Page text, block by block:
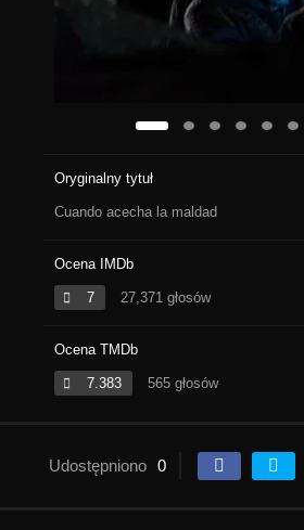
Oryginalny tytuł
Cuando acecha la maldad
Ocena IMDb
7 27,371 głosów
Ocena TMDb
7.383 565 głosów
Udostępniono 0